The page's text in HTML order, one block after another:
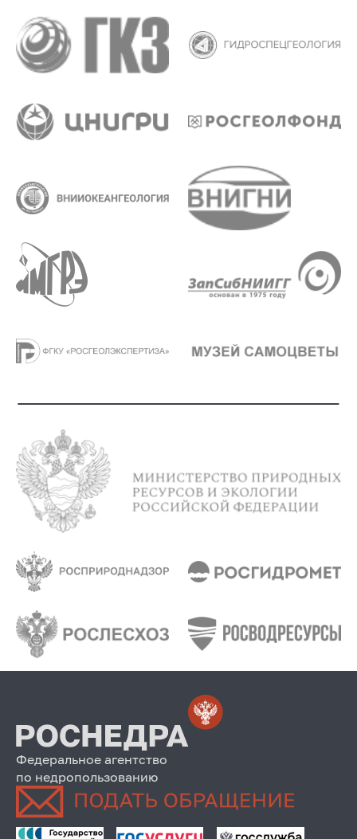
Федеральное агентство
по недропользованию